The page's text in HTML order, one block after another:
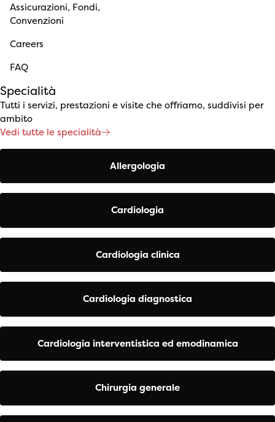
Assicurazioni, Fondi,
Convenzioni
Careers
FAQ
Specialità
Tutti i servizi, prestazioni e visite che offriamo, suddivisi per
ambito
Vedi tutte le specialità
Allergologia
Cardiologia
Cardiologia clinica
Cardiologia diagnostica
Cardiologia interventistica ed emodinamica
Chirurgia generale